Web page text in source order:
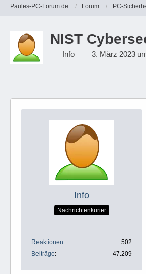
Paules-PC-Forum.de Forum PC-
NIST
Info 3. März 2023
Info
Nachrichtenkurier
Reaktionen
502
Beiträge
47.209